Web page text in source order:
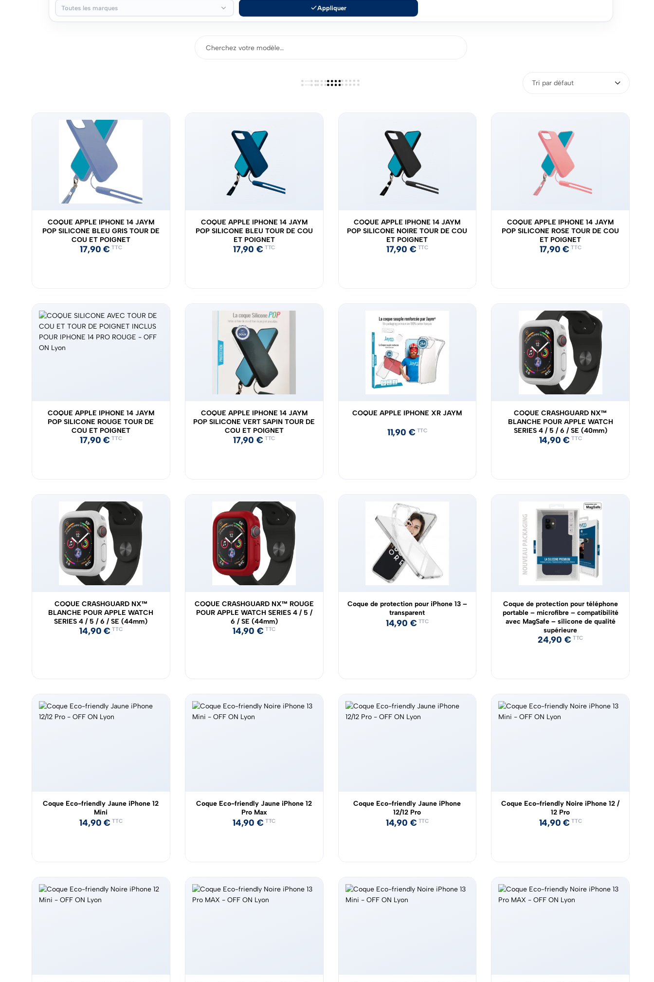
Toutes les marques Appliquer
Tri par défaut
COQUE APPLE IPHONE 14 JAYM
POP SILICONE BLEU GRIS TOUR DE
COU ET POIGNET
17,90€ TTC
COQUE APPLE IPHONE 14 JAYM
POP SILICONE BLEU TOUR DE COU
ET POIGNET
17,90 € TTC
COQUE APPLE IPHONE 14 JAYM
POP SILICONE NOIRE TOUR DE COU
ET POIGNET
17,90 € TTC
COQUE APPLE IPHONE 14 JAYM
POP SILICONE ROSE TOUR DE COU
ET POIGNET
17,90€ TTC
COQUE APPLE IPHONE 14 JAYM
POP SILICONE ROUGE TOUR DE
COU ET POIGNET
17,90€ TTC
COQUE APPLE IPHONE 14 JAYM
POP SILICONE VERT SAPIN TOUR DE
COU ET POIGNET
17,90 € TTC
COQUE APPLE IPHONE XR JAYM
11,90 € TTC
COQUE CRASHGUARD NX™
BLANCHE POUR APPLE WATCH
SERIES 4 / 5 / 6 / SE (40mm)
14,90€ TTC
COQUE CRASHGUARD NX™
BLANCHE POUR APPLE WATCH
SERIES 4 / 5 / 6 / SE (44mm)
14,90€ TTC
COQUE CRASHGUARD NX™ ROUGE
POUR APPLE WATCH SERIES 4 / 5 /
6 / SE (44mm)
14,90 € TTC
Coque de protection pour iPhone 13 –
transparent
14,90 € TTC
Coque de protection pour téléphone
portable – microfibre – compatibilité
avec MagSafe – silicone de qualité
supérieure
24,90 € TTC
Coque Eco-friendly Jaune iPhone 12
Mini
14,90€ TTC
Coque Eco-friendly Jaune iPhone 12
Pro Max
14,90 € TTC
Coque Eco-friendly Jaune iPhone
12/12 Pro
14,90 € TTC
Coque Eco-friendly Noire iPhone 12 /
12 Pro
14,90€ TTC